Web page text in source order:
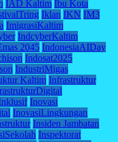
IAD Kaltim Ibu Kota
Iklan IKN IM3
ImigrasiKaltim
IndcyberKaltim
2045 IndonesiaAIDay
Indosat2025
IndustriMigas
Kaltim Infrastruktur
Inovasi
InovasiLingkungan
Insiden Jambatan
Inspektorat